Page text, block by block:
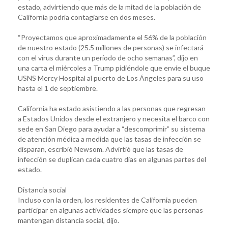
estado, advirtiendo que más de la mitad de la población de
California podría contagiarse en dos meses.
“Proyectamos que aproximadamente el 56% de la población
de nuestro estado (25.5 millones de personas) se infectará
con el virus durante un período de ocho semanas”, dijo en
una carta el miércoles a Trump pidiéndole que envíe el buque
USNS Mercy Hospital al puerto de Los Ángeles para su uso
hasta el 1 de septiembre.
California ha estado asistiendo a las personas que regresan
a Estados Unidos desde el extranjero y necesita el barco con
sede en San Diego para ayudar a “descomprimir” su sistema
de atención médica a medida que las tasas de infección se
disparan, escribió Newsom. Advirtió que las tasas de
infección se duplican cada cuatro días en algunas partes del
estado.
Distancia social
Incluso con la orden, los residentes de California pueden
participar en algunas actividades siempre que las personas
mantengan distancia social, dijo.